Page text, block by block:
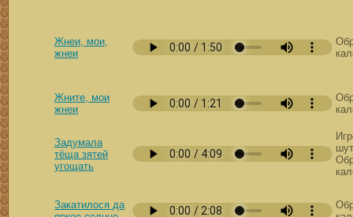
Жнеи, мои,
жнеи
Жните, мои
жнеи
Задумала
тёща зятей
угощать
Закатилося да